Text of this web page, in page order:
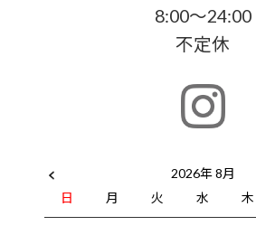
8:00～24:00
不定休
2026年 8月
日
月 火 水 木